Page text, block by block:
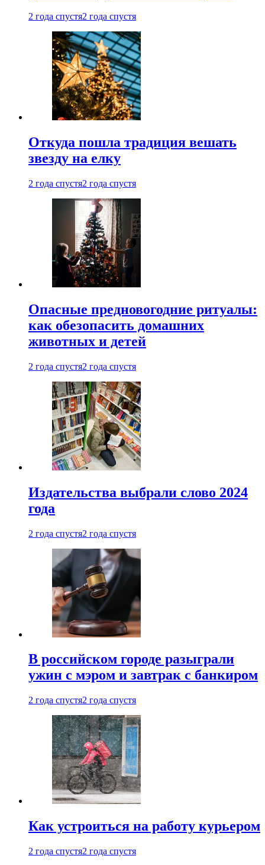
2 года спустя2 года спустя
Откуда пошла традиция вешать
звезду на елку
2 года спустя2 года спустя
Опасные предновогодние ритуалы:
как обезопасить домашних
животных и детей
2 года спустя2 года спустя
Издательства выбрали слово 2024
года
2 года спустя2 года спустя
В российском городе разыграли
ужин с мэром и завтрак с банкиром
2 года спустя2 года спустя
Как устроиться на работу курьером
2 года спустя2 года спустя